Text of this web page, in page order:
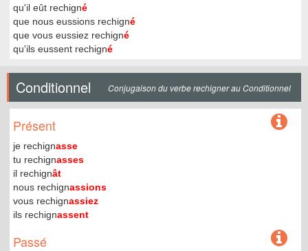
qu'il eût rechigné
que nous eussions rechigné
que vous eussiez rechigné
qu'ils eussent rechigné
Conditionnel Conjugaison du verbe rechigner au Conditionnel
Présent
je rechignasse
tu rechignasses
il rechignât
nous rechignassions
vous rechignassiez
ils rechignassent
Passé